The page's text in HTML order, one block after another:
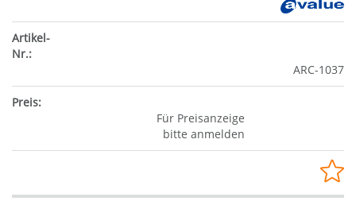
ARC-1037
Für Preisanzeige
bitte anmelden